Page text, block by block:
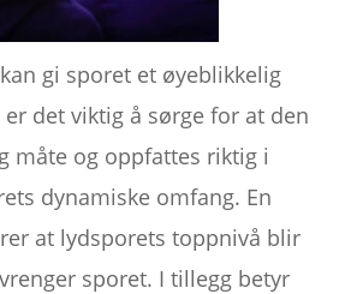
gi sporet et øyeblikkelig
det viktig å sørge for at den
måte og oppfattes riktig i
dynamiske omfang. En
at lydsporets toppnivå blir
sporet. I tillegg betyr